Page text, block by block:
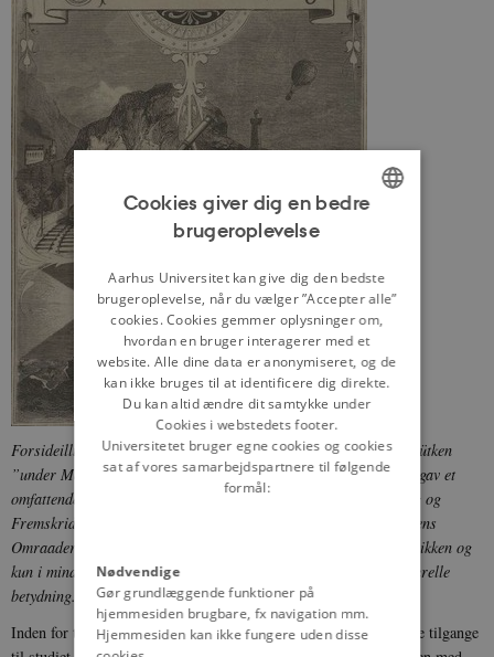
Forsideillustration fra Opfindelsernes Bog, redigeret af André Lütken
”under Medvirken af en større Kreds ansete Fagmænd”. Bogen gav et
omfattende overblik over ”Menneskets kulturhistoriske Udvikling og
Fremskridt paa Videnskabens, Kunstens, Industriens og Handelens
Omraader fra tidligste Tid til vore Dage”. Der var fokus på teknikken og
kun i mindre grad på teknologiens menneskelige, sociale og kulturelle
betydning.
Link til Opfindelsernes Bog via Det Kgl. Bibliotek
Inden for teknologihistorien har der historisk set været mindst tre tilgange
DANISH
Cookies giver dig en bedre
brugeroplevelse
Aarhus Universitet kan give dig den bedste
brugeroplevelse, når du vælger ”Accepter alle”
cookies. Cookies gemmer oplysninger om,
hvordan en bruger interagerer med et
website. Alle dine data er anonymiseret, og de
kan ikke bruges til at identificere dig direkte.
Du kan altid ændre dit samtykke under
Cookies i webstedets footer.
Universitetet bruger egne cookies og cookies
sat af vores samarbejdspartnere til følgende
formål:
Nødvendige
Gør grundlæggende funktioner på
hjemmesiden brugbare, fx navigation mm.
Hjemmesiden kan ikke fungere uden disse